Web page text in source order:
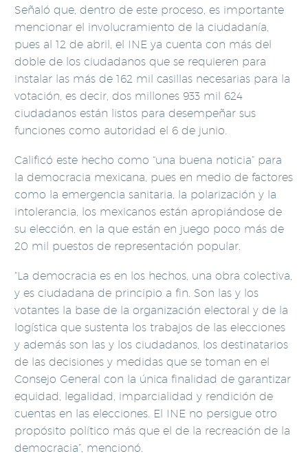
Señaló que, dentro de este proceso, es importante
mencionar el involucramiento de la ciudadanía,
pues al 12 de abril, el INE ya cuenta con más del
doble de los ciudadanos que se requieren para
instalar las más de 162 mil casillas necesarias para la
votación, es decir, dos millones 933 mil 624
ciudadanos están listos para desempeñar sus
funciones como autoridad el 6 de junio.
Calificó este hecho como “una buena noticia” para
la democracia mexicana, pues en medio de factores
como la emergencia sanitaria, la polarización y la
intolerancia, los mexicanos están apropiándose de
su elección, en la que están en juego poco más de
20 mil puestos de representación popular.
“La democracia es en los hechos, una obra colectiva,
y es ciudadana de principio a fin. Son las y los
votantes la base de la organización electoral y de la
logística que sustenta los trabajos de las elecciones
y además son las y los ciudadanos, los destinatarios
de las decisiones y medidas que se toman en el
Consejo General con la única finalidad de garantizar
equidad, legalidad, imparcialidad y rendición de
cuentas en las elecciones. El INE no persigue otro
propósito político más que el de la recreación de la
democracia”, mencionó.